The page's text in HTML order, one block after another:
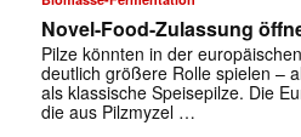
Novel-Food-Zulassung
Pilze könnten in der
deutlich größere Rolle spielen –
als klassische Speisepilze. Die
die aus Pilzmyzel …